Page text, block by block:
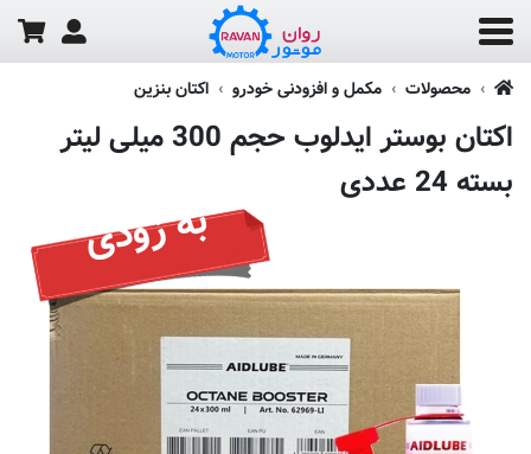
محصولات مکمل و افزودنی خودرو اکتان بنزین
اکتان بوستر ایدلوب حجم 300 میلی لیتر
بسته 24 عددی
به زودی